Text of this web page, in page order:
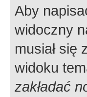
Aby
widoczny
musiał się
widoku
zakładać